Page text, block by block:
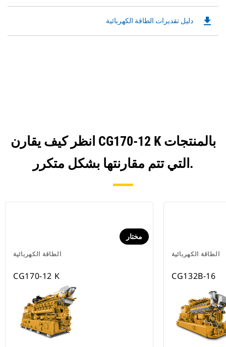
a
New
Tab
a
دليل تقديرات الطاقة الكهربائيةDownloadable
file_download
انظر كيف يقارن CG170-12 K بالمنتجات
التي تتم مقارنتها بشكل متكرر.
الطاقة الكهربائية
مختار
CG170-12 K
الطاقة الكهربائية
CG132B-16